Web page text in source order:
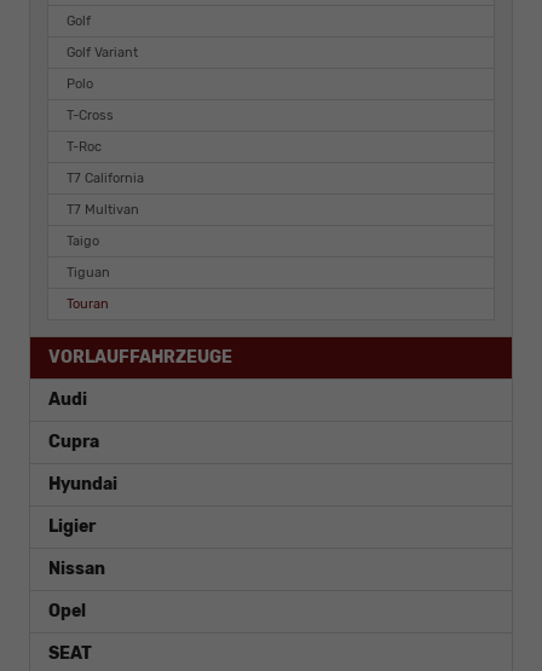
Golf
Golf Variant
Polo
T-Cross
T-Roc
T7 California
T7 Multivan
Taigo
Tiguan
Touran
VORLAUFFAHRZEUGE
Audi
Cupra
Hyundai
Ligier
Nissan
Opel
SEAT